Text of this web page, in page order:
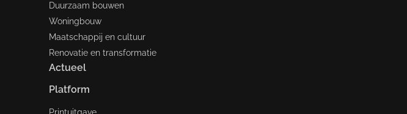
Duurzaam bouwen
Woningbouw
Maatschappij en cultuur
Renovatie en transformatie
Actueel
Platform